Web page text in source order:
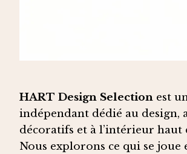
HART Design Selection est
indépendant dédié au design,
décoratifs et à l’intérieur haut
Nous explorons ce qui se joue